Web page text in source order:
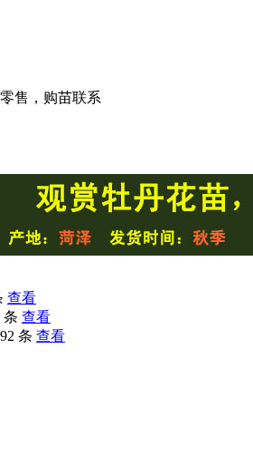
售，购苗联系
查看
条 查看
条 查看